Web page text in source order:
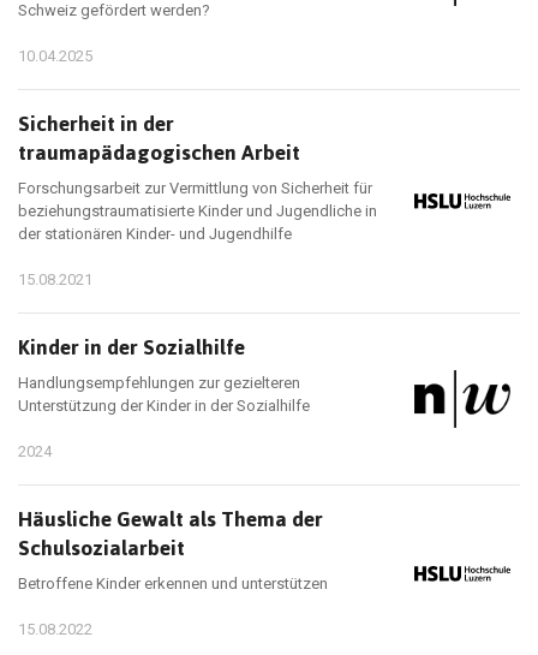
Schweiz gefördert werden?
10.04.2025
Sicherheit in der
traumapädagogischen Arbeit
Forschungsarbeit zur Vermittlung von Sicherheit für
beziehungstraumatisierte Kinder und Jugendliche in
der stationären Kinder- und Jugendhilfe
15.08.2021
Kinder in der Sozialhilfe
Handlungsempfehlungen zur gezielteren
Unterstützung der Kinder in der Sozialhilfe
2024
Häusliche Gewalt als Thema der
Schulsozialarbeit
Betroffene Kinder erkennen und unterstützen
15.08.2022